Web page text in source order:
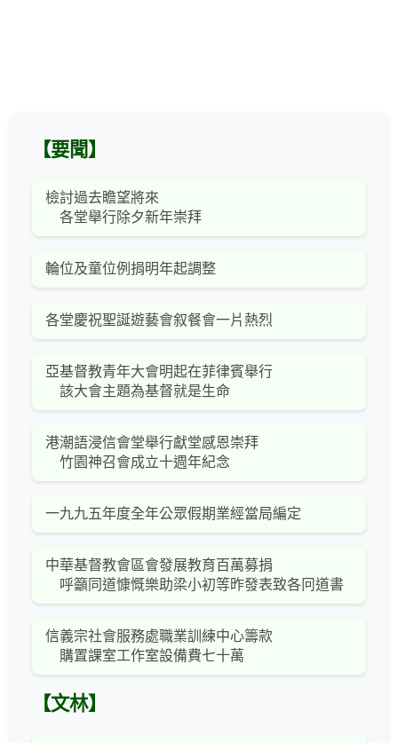
【要聞】
檢討過去瞻望將來
各堂舉行除夕新年崇拜
輪位及童位例捐明年起調整
各堂慶祝聖誕遊藝會叙餐會一片熱烈
亞基督教青年大會明起在菲律賓舉行
該大會主題為基督就是生命
港潮語浸信會堂舉行獻堂感恩崇拜
竹園神召會成立十週年紀念
一九九五年度全年公眾假期業經當局編定
中華基督教會區會發展教育百萬募捐
呼籲同道慷慨樂助梁小初等昨發表致各冋道書
信義宗社會服務處職業訓練中心籌款
購置課室工作室設備費七十萬
【文林】